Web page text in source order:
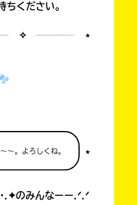
～。よろしくね。
ちください。
✧ ┈┈┈┈ ⋆
✧ ┈┈┈┈ ⋆
のみんなーー.ᐟ.ᐟ